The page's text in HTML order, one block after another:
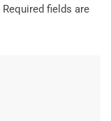
Required fields are